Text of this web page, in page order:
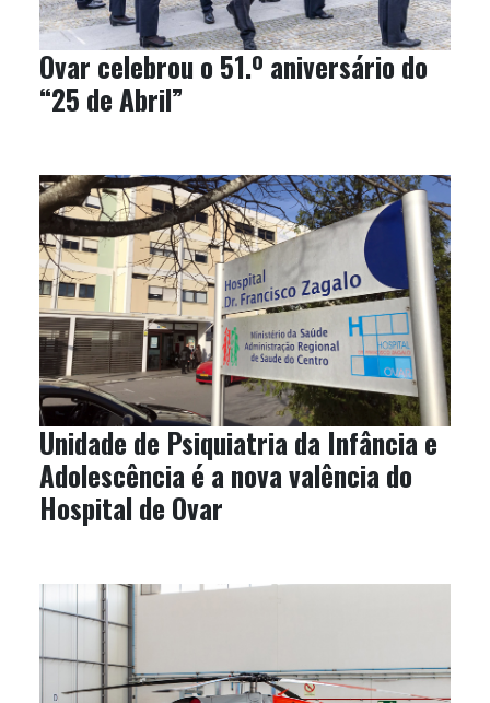
Ovar celebrou o 51.º aniversário do
“25 de Abril”
Unidade de Psiquiatria da Infância e
Adolescência é a nova valência do
Hospital de Ovar